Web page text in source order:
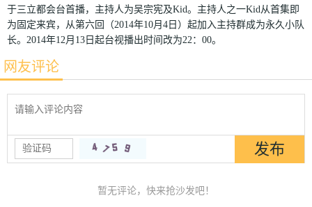
于三立都会台首播，主持人为吴宗宪及Kid。主持人之一Kid从首集即
为固定来宾，从第六回（2014年10月4日）起加入主持群成为永久小队
长。2014年12月13日起台视播出时间改为22：00。
网友评论
暂无评论，快来抢沙发吧！